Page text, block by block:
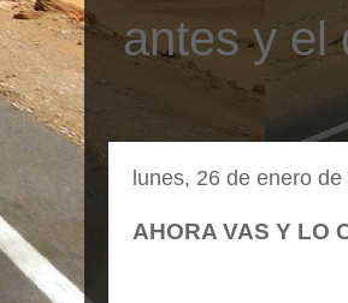
antes y el
lunes, 26 de enero
AHORA VAS Y LO